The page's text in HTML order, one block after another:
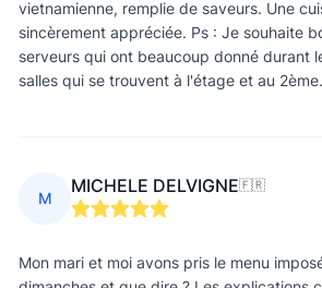
vietnamienne, remplie de saveurs. Une
sincèrement appréciée. Ps : Je souhaite
serveurs qui ont beaucoup donné durant
salles qui se trouvent à l'étage et au 2ème.
M
MICHELE DELVIGNE🇫🇷
Mon mari et moi avons pris le menu